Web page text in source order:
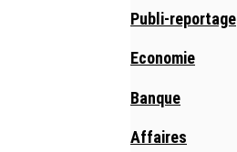
Publi-reportage
Economie
Banque
Affaires